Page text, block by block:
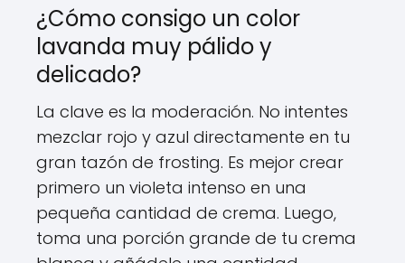
¿Cómo consigo un color
lavanda muy pálido y
delicado?
La clave es la moderación. No intentes
mezclar rojo y azul directamente en tu
gran tazón de frosting. Es mejor crear
primero un violeta intenso en una
pequeña cantidad de crema. Luego,
toma una porción grande de tu crema